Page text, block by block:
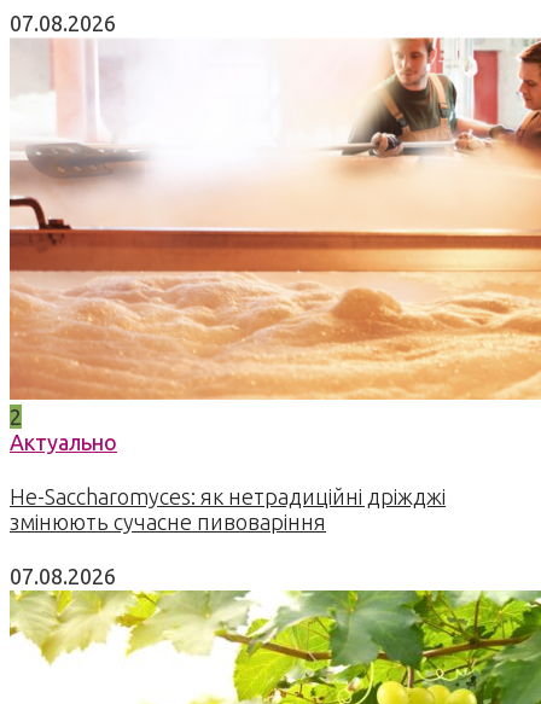
07.08.2026
2
Актуально
Не-Saccharomyces: як нетрадиційні дріжджі
змінюють сучасне пивоваріння
07.08.2026